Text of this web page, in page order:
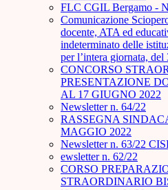
FLC CGIL Bergamo -
Comunicazione
docente, ATA ed
indeterminato delle
per l’intera giornata, del
CONCORSO
PRESENTAZIONE
AL 17 GIUGNO 2022
Newsletter n. 64/22
RASSEGNA
MAGGIO 2022
Newsletter n. 63/22
ewsletter n. 62/22
CORSO
STRAORDINARIO